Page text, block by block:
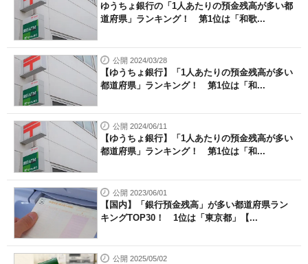
ゆうちょ銀行の「1人あたりの預金残高が多い都
道府県」ランキング！ 第1位は「和歌...
公開 2024/03/28
【ゆうちょ銀行】「1人あたりの預金残高が多い
都道府県」ランキング！ 第1位は「和...
公開 2024/06/11
【ゆうちょ銀行】「1人あたりの預金残高が多い
都道府県」ランキング！ 第1位は「和...
公開 2023/06/01
【国内】「銀行預金残高」が多い都道府県ラン
キングTOP30！ 1位は「東京都」【...
公開 2025/05/02